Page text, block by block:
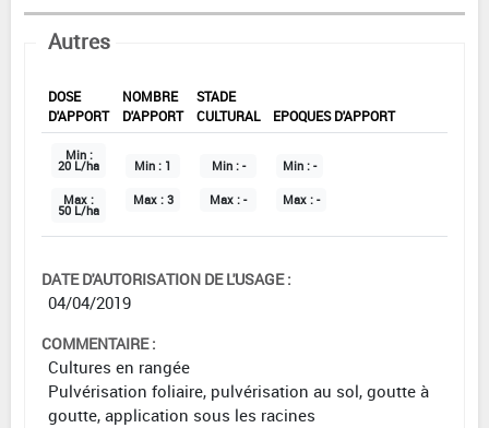
Autres
DOSE
D'APPORT
NOMBRE
D'APPORT
STADE
CULTURAL
EPOQUES D'APPORT
Min :
20 L/ha
Max :
50 L/ha
Min : 1
Max : 3
Min : -
Max : -
Min : -
Max : -
DATE D'AUTORISATION DE L'USAGE :
04/04/2019
COMMENTAIRE :
Cultures en rangée
Pulvérisation foliaire, pulvérisation au sol, goutte à
goutte, application sous les racines